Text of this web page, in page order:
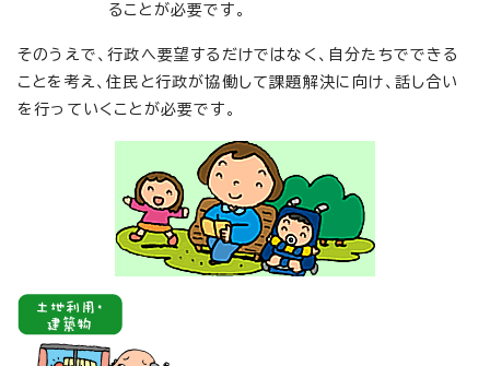
ることが必要です。
そのうえで、行政へ要望するだけではなく、自分たちでできる
ことを考え、住民と行政が協働して課題解決に向け、話し合い
を行っていくことが必要です。